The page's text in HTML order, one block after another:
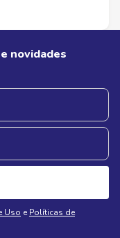
novidades
Uso e Políticas de